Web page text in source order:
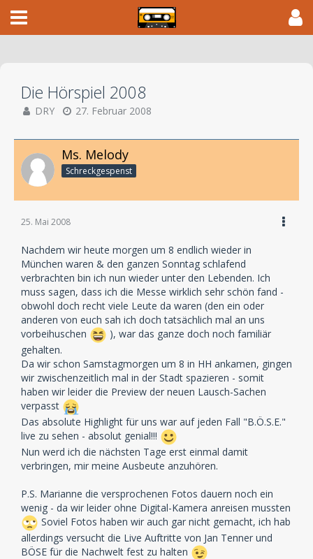
Die Hörspiel 2008
DRY 27. Februar 2008
Ms. Melody
Schreckgespenst
25. Mai 2008
Nachdem wir heute morgen um 8 endlich wieder in
München waren & den ganzen Sonntag schlafend
verbrachten bin ich nun wieder unter den Lebenden. Ich
muss sagen, dass ich die Messe wirklich sehr schön fand -
obwohl doch recht viele Leute da waren (den ein oder
anderen von euch sah ich doch tatsächlich mal an uns
vorbeihuschen
), war das ganze doch noch familiär
gehalten.
Da wir schon Samstagmorgen um 8 in HH ankamen, gingen
wir zwischenzeitlich mal in der Stadt spazieren - somit
haben wir leider die Preview der neuen Lausch-Sachen
verpasst
Das absolute Highlight für uns war auf jeden Fall "B.Ö.S.E."
live zu sehen - absolut genial!!!
Nun werd ich die nächsten Tage erst einmal damit
verbringen, mir meine Ausbeute anzuhören.
P.S. Marianne die versprochenen Fotos dauern noch ein
wenig - da wir leider ohne Digital-Kamera anreisen mussten
Soviel Fotos haben wir auch gar nicht gemacht, ich hab
allerdings versucht die Live Auftritte von Jan Tenner und
BÖSE für die Nachwelt fest zu halten